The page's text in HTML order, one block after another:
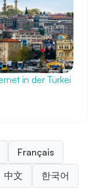
in der Türkei
Français
中文 한국어